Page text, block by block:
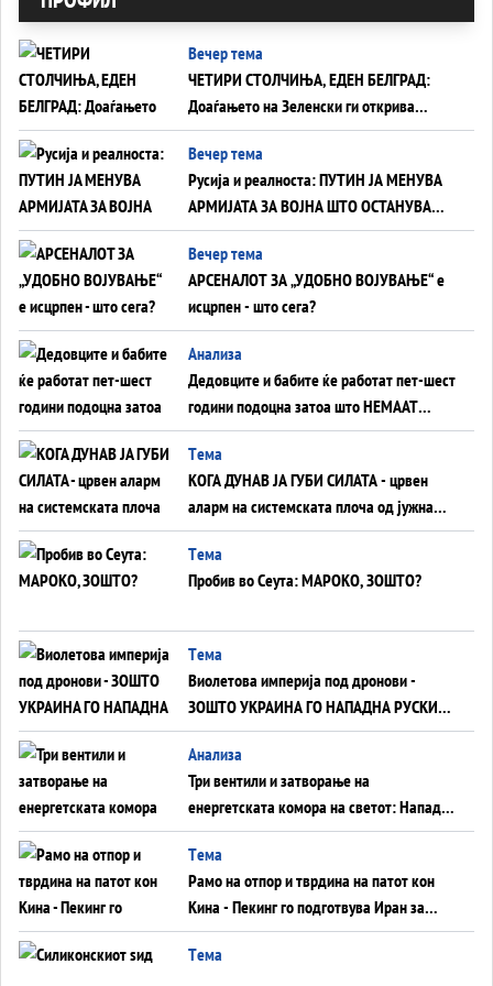
Вечер тема
ЧЕТИРИ СТОЛЧИЊА, ЕДЕН БЕЛГРАД:
Доаѓањето на Зеленски ги открива
тајните на политиката на балансирање
на Вучиќ
Вечер тема
Русија и реалноста: ПУТИН ЈА МЕНУВА
АРМИЈАТА ЗА ВОЈНА ШТО ОСТАНУВА
БЕЗ ФРОНТ
Вечер тема
АРСЕНАЛОТ ЗА „УДОБНО ВОЈУВАЊЕ“ е
исцрпен - што сега?
Анализа
Дедовците и бабите ќе работат пет-шест
години подоцна затоа што НЕМААТ
ВНУЦИ ДА ГИ ЗАМЕНАТ
Tема
КОГА ДУНАВ ЈА ГУБИ СИЛАТА - црвен
аларм на системската плоча од јужна
Германија до Црното Море...
Tема
Пробив во Сеута: МАРОКО, ЗОШТО?
Tема
Виолетова империја под дронови -
ЗОШТО УКРАИНА ГО НАПАДНА РУСКИОТ
WILDBERRIES
Aнализа
Три вентили и затворање на
енергетската комора на светот: Нападот
во Суец најавува глобален енергетски
инфаркт?
Tема
Рамо на отпор и тврдина на патот кон
Кина - Пекинг го подготвува Иран за
американска копнена инвазија
Tема